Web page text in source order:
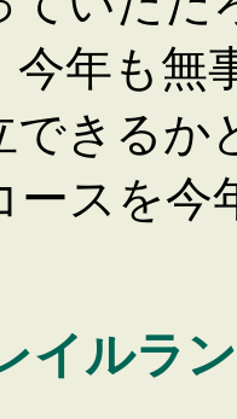
今年も無
できるか
ースを今
イルラ